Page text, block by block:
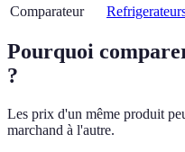
Comparateur
Pourquoi
?
Les prix d'un même produit
marchand à l'autre.